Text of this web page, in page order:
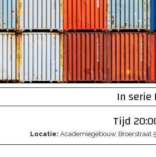
In serie
Tijd
Locatie Academiegebouw Broerstraat 5